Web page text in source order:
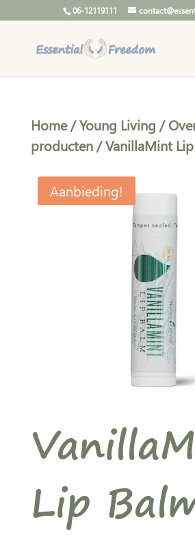
06-12119111
Home/Young Living /
producten/ VanillaMint Lip
Aanbieding!
Lip